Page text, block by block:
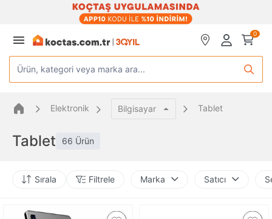
0
Ürün, kategori veya marka ara...
Elektronik Bilgisayar Tablet
Tablet 66 Ürün
Sırala Filtrele Marka Satıcı